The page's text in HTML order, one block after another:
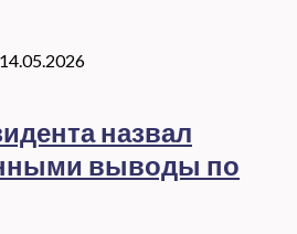
14.05.2026
назвал
выводы по